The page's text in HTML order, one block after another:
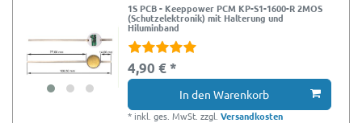
1S PCB - Keeppower PCM KP-S1-1600-R 2MOS
(Schutzelektronik) mit Halterung und
Hiluminband
4,90 € *
In den Warenkorb
* inkl. ges. MwSt. zzgl.Versandkosten